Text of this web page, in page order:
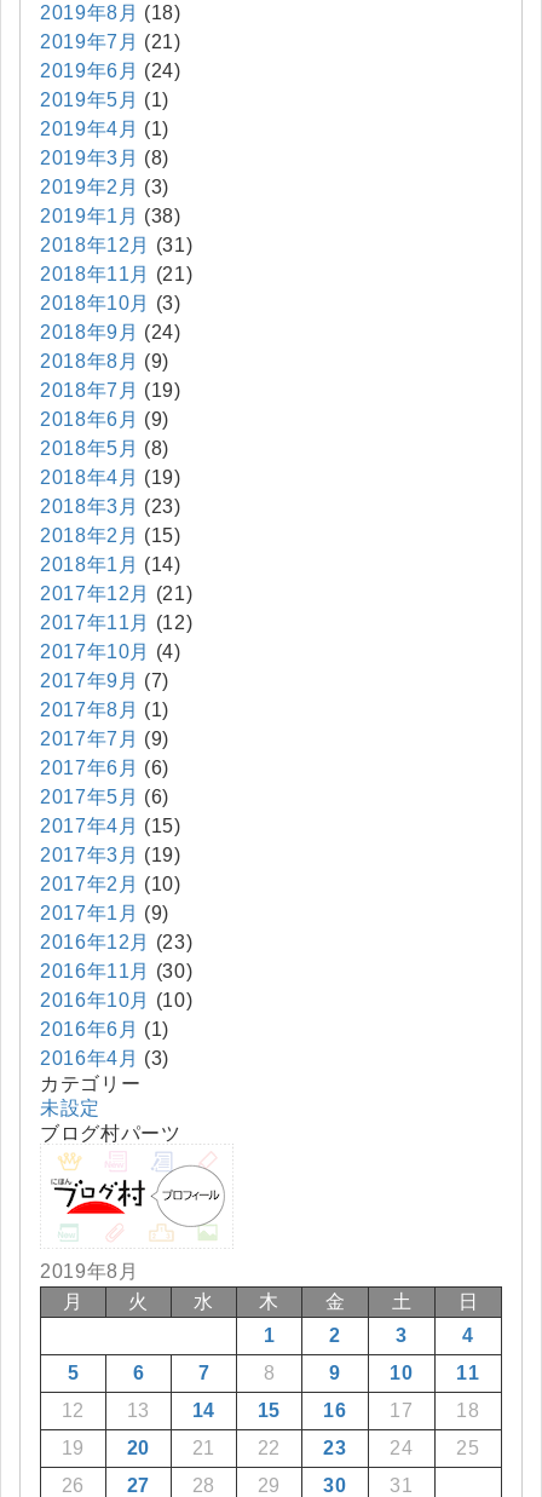
2019年8月 (18)
2019年7月 (21)
2019年6月 (24)
2019年5月 (1)
2019年4月 (1)
2019年3月 (8)
2019年2月 (3)
2019年1月 (38)
2018年12月
(31)
2018年11月
(21)
2018年10月
(3)
2018年9月 (24)
2018年8月 (9)
2018年7月 (19)
2018年6月 (9)
2018年5月 (8)
2018年4月 (19)
2018年3月 (23)
2018年2月 (15)
2018年1月 (14)
2017年12月
(21)
2017年11月
(12)
2017年10月
(4)
2017年9月 (7)
2017年8月 (1)
2017年7月 (9)
2017年6月 (6)
2017年5月 (6)
2017年4月 (15)
2017年3月 (19)
2017年2月 (10)
2017年1月 (9)
2016年12月
(23)
2016年11月
(30)
2016年10月
(10)
2016年6月 (1)
2016年4月 (3)
カテゴリー
未設定
ブログ村パーツ
2019年8月
月
火 水 木 金 土 日
1 2 3
4
5
6 7 8 9 10
11
12
13 14 15 16 17
18
19
20 21 22 23 24
25
26
27 28 29 30 31